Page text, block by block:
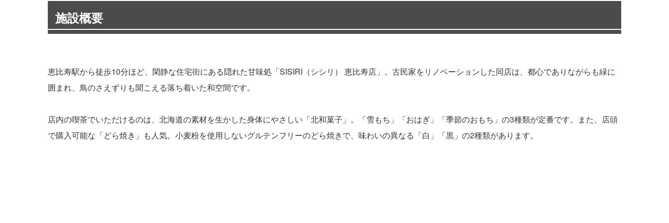
施設概要
恵比寿駅から徒歩10分ほど、閑静な住宅街にある隠れた甘味処「SISIRI（シシリ） 恵比寿店」。古民家をリノベーションした同店は、都心でありながらも緑に
囲まれ、鳥のさえずりも聞こえる落ち着いた和空間です。
店内の喫茶でいただけるのは、北海道の素材を生かした身体にやさしい「北和菓子」。「雪もち」「おはぎ」「季節のおもち」の3種類が定番です。また、店頭
で購入可能な「どら焼き」も人気。小麦粉を使用しないグルテンフリーのどら焼きで、味わいの異なる「白」「黒」の2種類があります。